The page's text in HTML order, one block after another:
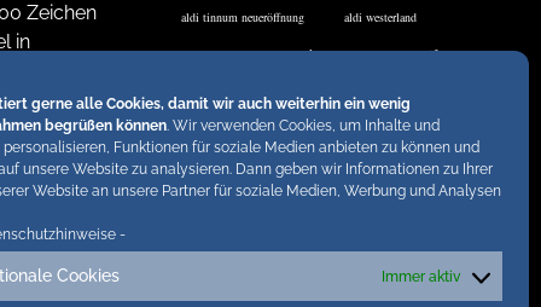
gerne alle Cookies, damit wir auch weiterhin ein wenig
begrüßen können. Wir verwenden Cookies, um Inhalte und
personalisieren, Funktionen für soziale Medien anbieten zu können und
unsere Website zu analysieren. Dann geben wir Informationen zu Ihrer
Website an unsere Partner für soziale Medien, Werbung und Analysen
-
Cookies Immer aktiv
Zeichen
in
bei
vor. Die
aldi tinnum neueröffnung aldi westerland
altersvorsorge Andreas-Peter-Jensen-Stiftung
antenne sylt Arbeiten Sylt Argentinien
Art Store Kampen Aufkleber ausbau l 24 sylt
Austern Auszubildende Sylt autozug